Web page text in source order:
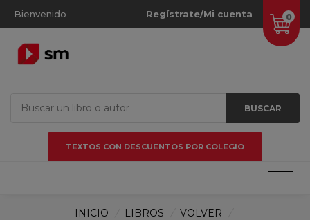
Bienvenido 0
Regístrate/Mi cuenta
BUSCAR
TEXTOS CON DESCUENTOS POR COLEGIO
INICIO LIBROS VOLVER